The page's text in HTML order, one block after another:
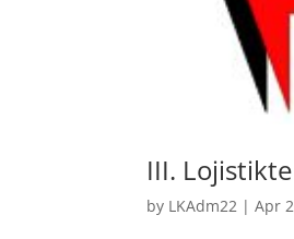
III.
by LKAdm22 |Apr